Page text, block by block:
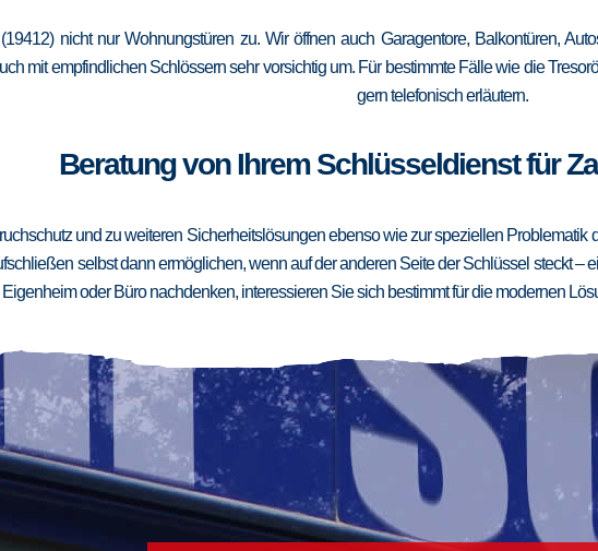
nicht nur Wohnungstüren zu. Wir öffnen auch Garagentore, Balkontüren,
mit empfindlichen Schlössern sehr vorsichtig um. Für bestimmte Fälle wie die
gern telefonisch erläutern.
Beratung von Ihrem Schlüsseldienst für
und zu weiteren Sicherheitslösungen ebenso wie zur speziellen
selbst dann ermöglichen, wenn auf der anderen Seite der Schlüssel steckt –
Eigenheim oder Büro nachdenken, interessieren Sie sich bestimmt für die modernen